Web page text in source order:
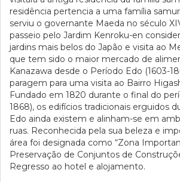
residência pertencia a uma família
serviu o governante Maeda no século
passeio pelo Jardim Kenroku-en
jardins mais belos do Japão e visita ao
que tem sido o maior mercado de
Kanazawa desde o Período Edo (1603-
paragem para uma visita ao Bairro
Fundado em 1820 durante o final do
1868), os edifícios tradicionais erguidos
Edo ainda existem e alinham-se em
ruas. Reconhecida pela sua beleza e
área foi designada como “Zona
Preservação de Conjuntos de
Regresso ao hotel e alojamento.